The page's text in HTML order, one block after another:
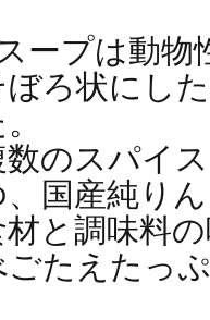
ープは動物
ぼろ状にし
数のスパイ
、国産純り
材と調味料
ごたえたっ